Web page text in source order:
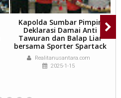
Kapolda Sumbar Pimpin
Deklarasi Damai Anti
Tawuran dan Balap Liar
bersama Sporter Spartack
Realitanusantara.com
2025-1-15